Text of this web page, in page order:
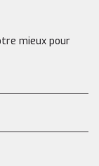
mieux pour